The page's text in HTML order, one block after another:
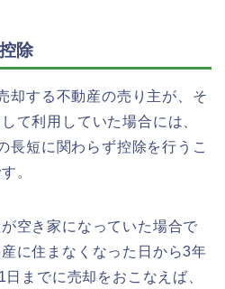
除
却する不動産の売り主が、そ
て利用していた場合には、
長短に関わらず控除を行うこ
。
空き家になっていた場合で
に住まなくなった日から3年
までに売却をおこなえば、